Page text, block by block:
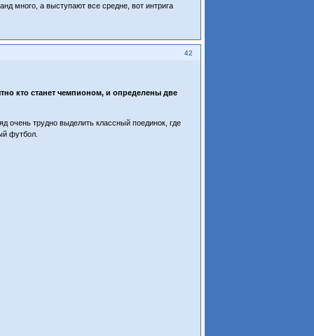
много, а выступают все средне, вот интрига
42
кто станет чемпионом, и определены две
очень трудно выделить классный поединок, где
футбол.